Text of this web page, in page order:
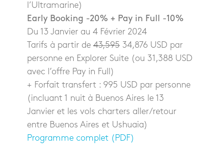
l’Ultramarine)
Early Booking -20% + Pay in Full -10%
Du 13 Janvier au 4 Février 2024
Tarifs à partir de43,59534,876 USD par
personne en Explorer Suite (ou 31,388 USD
avec l’offre Pay in Full)
+ Forfait transfert : 995 USD par personne
(incluant 1 nuit à Buenos Aires le 13
Janvier et les vols charters aller/retour
entre Buenos Aires et Ushuaia)
Programme complet (PDF)